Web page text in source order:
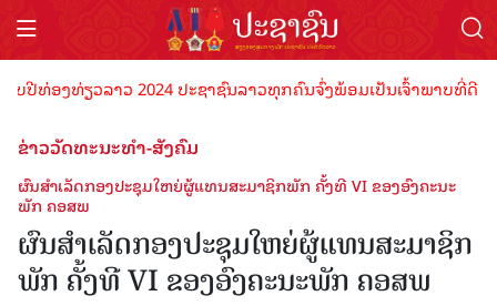
ຽວລາວ 2024 ປະຊາຊົນລາວທຸກຄົນຈົ່ງພ້ອມເປັນເຈົ້າພາບທີ່ດີ ຕ້ອນຮັບ
ຂ່າວວັດທະນະທຳ-ສັງຄົມ
ຜົນສໍາເລັດກອງປະຊຸມໃຫຍ່ຜູ້ແທນສະມາຊິກພັກ ຄັ້ງທີ VI ຂອງອົງຄະນະ
ພັກ ຄອສພ
ຜົນສໍາເລັດກອງປະຊຸມໃຫຍ່ຜູ້ແທນສະມາຊິກ
ພັກ ຄັ້ງທີ VI ຂອງອົງຄະນະພັກ ຄອສພ